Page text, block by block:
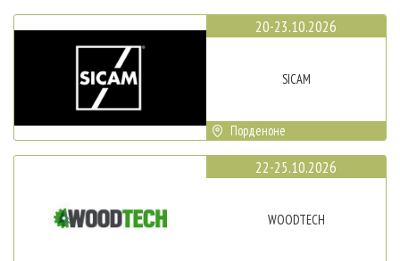
20-23.10.2026
SICAM
Порденоне
22-25.10.2026
WOODTECH